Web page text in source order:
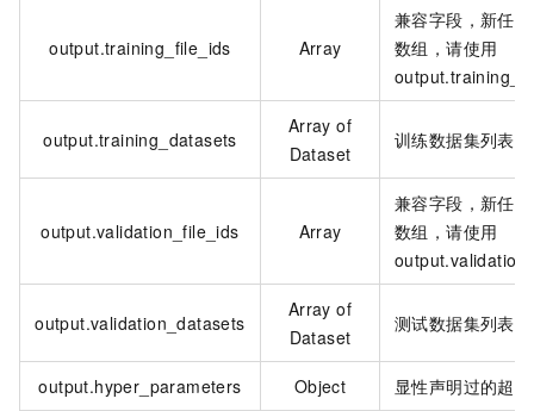
output.training_file_ids Array
兼容字段，新任
数组，请使用
output.training_datasets
Array of
Dataset
训练数据集列表。
output.validation_file_ids Array
兼容字段，新任
数组，请使用
output.validation_datasets
Array of
Dataset
测试数据集列表。
output.hyper_parameters Object 显性声明过的超